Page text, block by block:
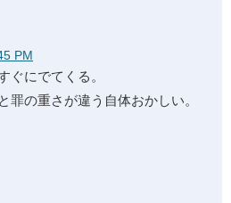
PM
ぐにでてくる。
罪の重さが違う自体おかしい。